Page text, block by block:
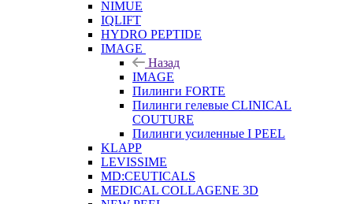
NIMUE
IQLIFT
HYDRO PEPTIDE
IMAGE
Назад
IMAGE
Пилинги FORTE
Пилинги гелевые CLINICAL
COUTURE
Пилинги усиленные I PEEL
KLAPP
LEVISSIME
MD:CEUTICALS
MEDICAL COLLAGENE 3D